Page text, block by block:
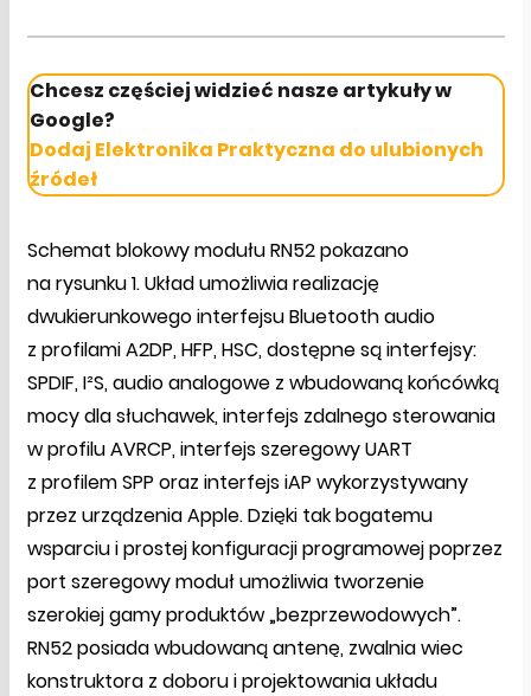
Chcesz częściej widzieć nasze artykuły w
Google?
Dodaj Elektronika Praktyczna do ulubionych
źródeł
Schemat blokowy modułu RN52 pokazano
na rysunku 1. Układ umożliwia realizację
dwukierunkowego interfejsu Bluetooth audio
z profilami A2DP, HFP, HSC, dostępne są interfejsy:
SPDIF, I²S, audio analogowe z wbudowaną końcówką
mocy dla słuchawek, interfejs zdalnego sterowania
w profilu AVRCP, interfejs szeregowy UART
z profilem SPP oraz interfejs iAP wykorzystywany
przez urządzenia Apple. Dzięki tak bogatemu
wsparciu i prostej konfiguracji programowej poprzez
port szeregowy moduł umożliwia tworzenie
szerokiej gamy produktów „bezprzewodowych”.
RN52 posiada wbudowaną antenę, zwalnia wiec
konstruktora z doboru i projektowania układu